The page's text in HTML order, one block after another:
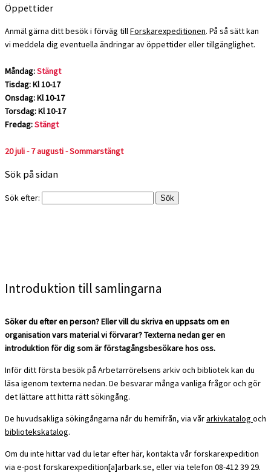
Öppettider
Anmäl gärna ditt besök i förväg tillForskarexpeditionen. På så sätt kan
vi meddela dig eventuella ändringar av öppettider eller tillgänglighet.
Måndag:Stängt
Tisdag: Kl 10-17
Onsdag: Kl 10-17
Torsdag: Kl 10-17
Fredag:Stängt
20 juli - 7 augusti - Sommarstängt
Sök på sidan
Sök efter:
Introduktion till samlingarna
Söker du efter en person? Eller vill du skriva en uppsats om en
organisation vars material vi förvarar? Texterna nedan ger en
introduktion för dig som är förstagångsbesökare hos oss.
Inför ditt första besök på Arbetarrörelsens arkiv och bibliotek kan du
läsa igenom texterna nedan. De besvarar många vanliga frågor och gör
det lättare att hitta rätt sökingång.
De huvudsakliga sökingångarna når du hemifrån, via vårarkivkatalog och
bibliotekskatalog.
Om du inte hittar vad du letar efter här, kontakta vår forskarexpedition
via e-post forskarexpedition[a]arbark.se, eller via telefon 08-412 39 29.